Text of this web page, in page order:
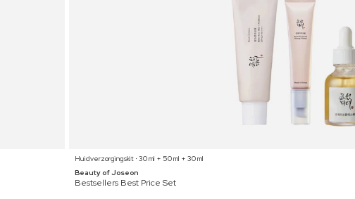
Huidverzorgingskit ⋅ 30 ml + 50 ml + 30 ml
Beauty of Joseon
Bestsellers Best Price Set